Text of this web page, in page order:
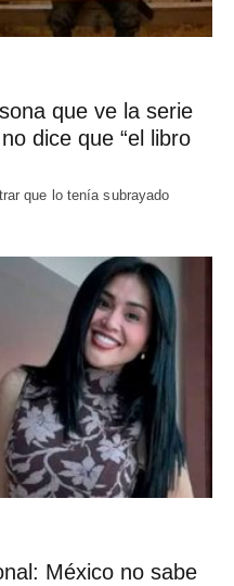
que ve la serie
dice que “el libro
que lo tenía subrayado
México no sabe